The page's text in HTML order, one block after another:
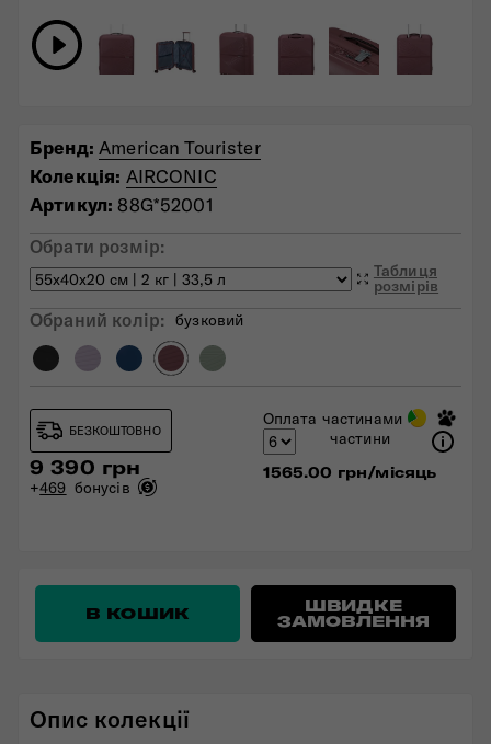
Бренд: American Tourister
Колекція: AIRCONIC
Артикул:88G*52001
Обрати розмір:
Таблиця
розмірів
Обраний колiр: бузковий
БЕЗКОШТОВНО
9 390 грн
+469 бонусів
Оплата частинами
частини
1565.00 грн/місяць
В КОШИК ШВИДКЕ
ЗАМОВЛЕННЯ
Опис колекції